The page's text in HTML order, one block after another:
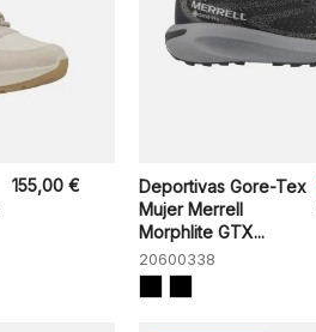
155,00 €
Deportivas Gore-Tex
Mujer Merrell
Morphlite GTX...
20600338